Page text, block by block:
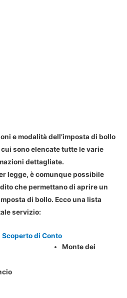
e modalità dell’imposta di bollo
sono elencate tutte le varie
dettagliate.
legge, è comunque possibile
che permettano di aprire un
di bollo. Ecco una lista
servizio:
Scoperto di Conto
Monte dei